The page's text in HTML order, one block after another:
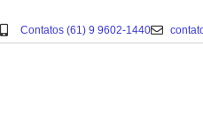
Contatos (61) 9 9602-1440